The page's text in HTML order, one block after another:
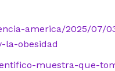
america/2025/07/
la-obesidad
muestra-que-